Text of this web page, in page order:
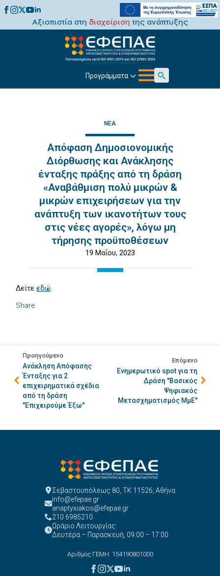
Αξιοπιστία στη διαχείριση της ανάπτυξης
Προγράμματα
Search
ΝΈΑ
Απόφαση Δημοσιονομικής
Διόρθωσης και Ανάκλησης
ένταξης πράξης από τη δράση
«Αναβάθμιση πολύ μικρών &
μικρών επιχειρήσεων για την
ανάπτυξη των ικανοτήτων τους
στις νέες αγορές», λόγω μη
τήρησης προϋποθέσεων
19 Μαΐου, 2023
Share
Δείτεεδώ.
Προηγούμενο
Ανάκληση Απόφασης
Ένταξης για 2
επιχειρηματικά σχέδια
από τη δράση
"Επιχειρούμε Έξω"
Επόμενο
Ενημερωτικό spot για τη
Δράση "Βασικός
Ψηφιακός
Μετασχηματισμός ΜμΕ"
Σεβαστουπόλεως 80, ΤΚ 11526, Αθήνα
info@efepae.gr
anaptyxiakos@efepae.gr
210 6985210
Ωράριο Λειτουργίας:
Δευτέρα – Παρασκευή, 09:00 – 17:00
Αριθμός ΓΕΜΗ: 154190801000